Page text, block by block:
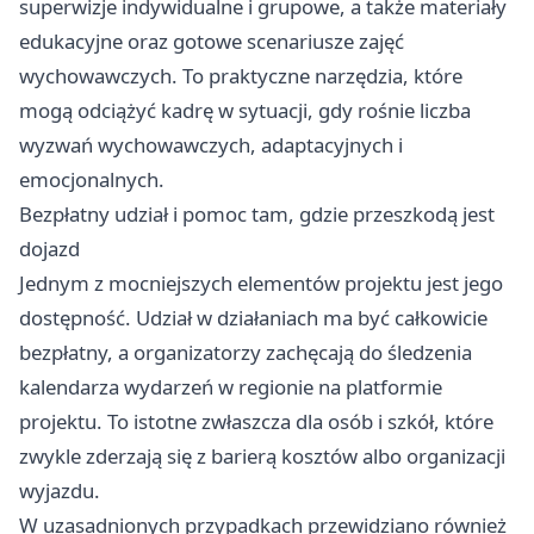
superwizje indywidualne i grupowe, a także materiały
edukacyjne oraz gotowe scenariusze zajęć
wychowawczych. To praktyczne narzędzia, które
mogą odciążyć kadrę w sytuacji, gdy rośnie liczba
wyzwań wychowawczych, adaptacyjnych i
emocjonalnych.
Bezpłatny udział i pomoc tam, gdzie przeszkodą jest
dojazd
Jednym z mocniejszych elementów projektu jest jego
dostępność. Udział w działaniach ma być całkowicie
bezpłatny, a organizatorzy zachęcają do śledzenia
kalendarza wydarzeń w regionie na platformie
projektu. To istotne zwłaszcza dla osób i szkół, które
zwykle zderzają się z barierą kosztów albo organizacji
wyjazdu.
W uzasadnionych przypadkach przewidziano również